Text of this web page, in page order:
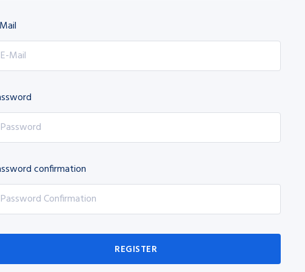
confirmation
REGISTER